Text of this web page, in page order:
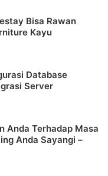
Bisa Rawan
Kayu
Database
Server
Anda Terhadap Masa
Anda Sayangi –